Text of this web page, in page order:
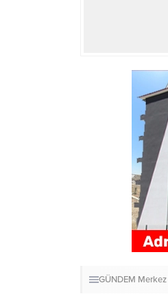
GÜNDEM Merkez